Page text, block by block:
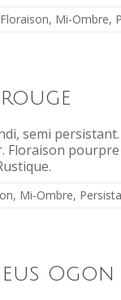
Floraison, Mi-Ombre,
rouge
semi
Floraison
, Mi-Ombre,
Ogon